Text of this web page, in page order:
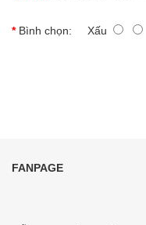
Bình chọn: Xấu
FANPAGE